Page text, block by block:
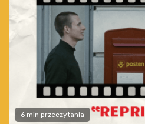
6 min przeczytania